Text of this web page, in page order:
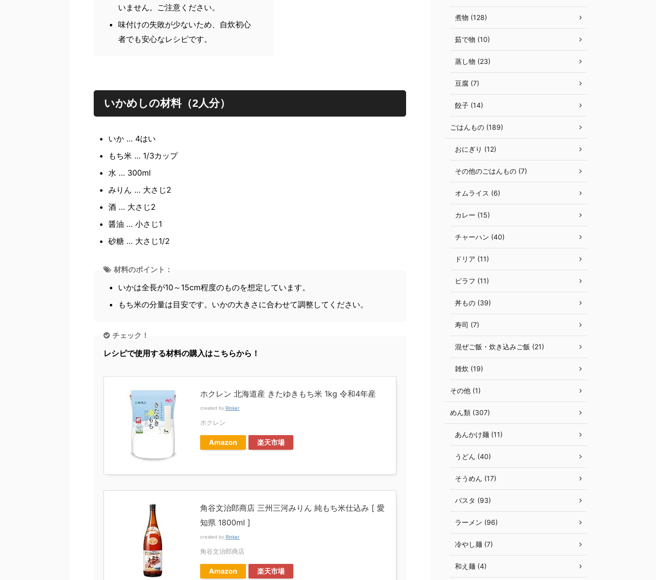
いません。ご注意ください。
味付けの失敗が少ないため、自炊初心
者でも安心なレシピです。
いかめしの材料（2人分）
いか … 4はい
もち米 … 1/3カップ
水 … 300ml
みりん … 大さじ2
酒 … 大さじ2
醤油 … 小さじ1
砂糖 … 大さじ1/2
材料のポイント：
いかは全長が10～15cm程度のものを想定しています。
もち米の分量は目安です。いかの大きさに合わせて調整してください。
チェック！
レシピで使用する材料の購入はこちらから！
ホクレン 北海道産 きたゆきもち米 1kg 令和4年産
created by Rinker
ホクレン
Amazon 楽天市場
角谷文治郎商店 三州三河みりん 純もち米仕込み [ 愛
知県 1800ml ]
created by Rinker
角谷文治郎商店
Amazon 楽天市場
煮物 (128)
茹で物 (10)
蒸し物 (23)
豆腐 (7)
餃子 (14)
ごはんもの (189)
おにぎり (12)
その他のごはんもの (7)
オムライス (6)
カレー (15)
チャーハン (40)
ドリア (11)
ピラフ (11)
丼もの (39)
寿司 (7)
混ぜご飯・炊き込みご飯 (21)
雑炊 (19)
その他 (1)
めん類 (307)
あんかけ麺 (11)
うどん (40)
そうめん (17)
パスタ (93)
ラーメン (96)
冷やし麺 (7)
和え麺 (4)